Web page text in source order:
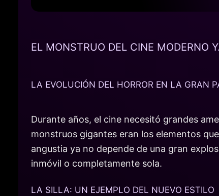
EL MONSTRUO DEL CINE MODERNO
LA EVOLUCIÓN DEL HORROR EN LA GRAN
Durante años, el cine necesitó grandes
monstruos gigantes eran los elementos
angustia ya no depende de una gran
inmóvil o completamente sola.
LA SILLA: UN EJEMPLO DEL NUEVO ESTILO